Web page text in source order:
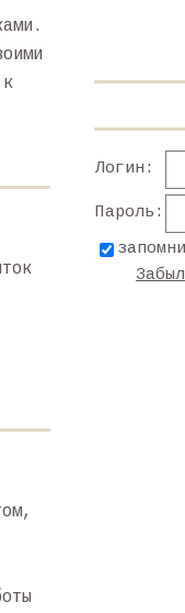
Логин:
Пароль: